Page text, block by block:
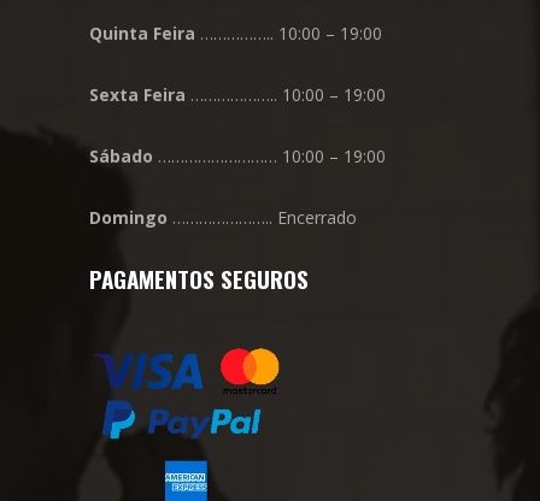
Quinta Feira …………….. 10:00 – 19:00
Sexta Feira ……………….. 10:00 – 19:00
Sábado ……………………… 10:00 – 19:00
Domingo ………………….. Encerrado
PAGAMENTOS SEGUROS